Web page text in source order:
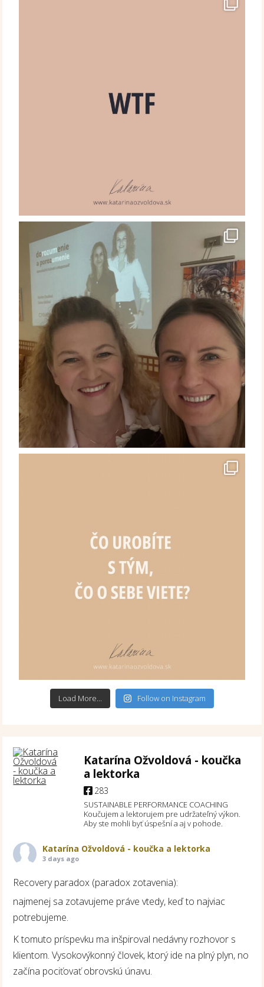
Load More... Follow on Instagram
Katarína Ožvoldová - koučka
a lektorka
283
SUSTAINABLE PERFORMANCE COACHING
Koučujem a lektorujem pre udržateľný výkon.
Aby ste mohli byť úspešní a aj v pohode.
Katarína Ožvoldová - koučka a lektorka
3 days ago
Recovery paradox (paradox zotavenia):
najmenej sa zotavujeme práve vtedy, keď to najviac
potrebujeme.
K tomuto príspevku ma inšpiroval nedávny rozhovor s
klientom. Vysokovýkonný človek, ktorý ide na plný plyn, no
začína pociťovať obrovskú únavu.